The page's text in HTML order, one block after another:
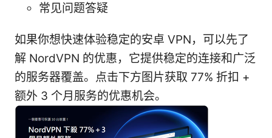
常见问题答疑
如果你想快速体验稳定的安卓 VPN，可以先了
解 NordVPN 的优惠，它提供稳定的连接和广泛
的服务器覆盖。点击下方图片获取 77% 折扣 +
额外 3 个月服务的优惠机会。